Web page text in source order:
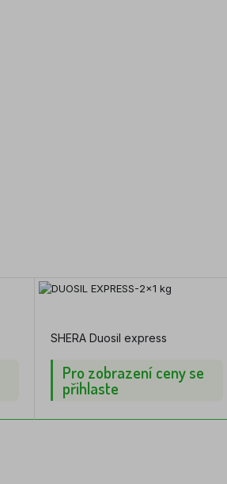
SHERA Duosil express
Pro zobrazení ceny se
přihlaste